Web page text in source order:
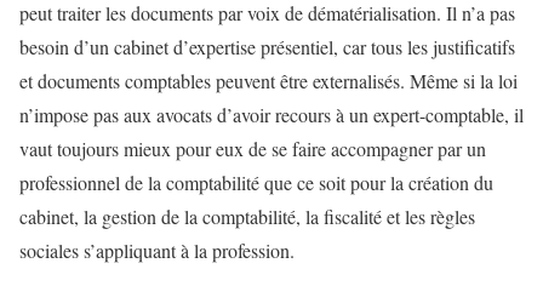
peut traiter les documents par voix de dématérialisation. Il n’a pas
besoin d’un cabinet d’expertise présentiel, car tous les justificatifs
et documents comptables peuvent être externalisés. Même si la loi
n’impose pas aux avocats d’avoir recours à un expert-comptable, il
vaut toujours mieux pour eux de se faire accompagner par un
professionnel de la comptabilité que ce soit pour la création du
cabinet, la gestion de la comptabilité, la fiscalité et les règles
sociales s’appliquant à la profession.